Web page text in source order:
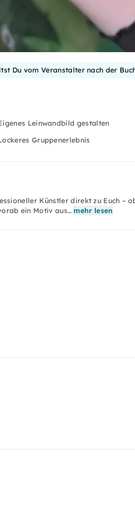
Du vom Veranstalter nach der
Leinwandbild gestalten
Gruppenerlebnis
Künstler direkt zu Euch –
ein Motiv aus… mehr lesen